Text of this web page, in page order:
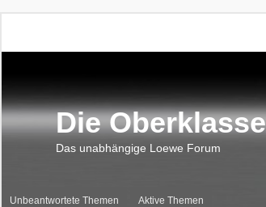
Die Oberklasse
Das unabhängige Loewe Forum
Unbeantwortete Themen Aktive Themen